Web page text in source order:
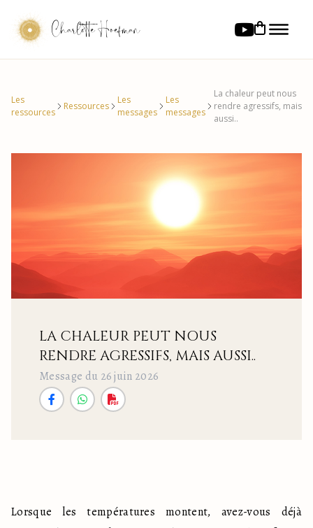
Charlotte Hoefman
Les
ressources
Ressources
Les
messages
Les
messages
La chaleur peut nous
rendre agressifs, mais
aussi..
LA CHALEUR PEUT NOUS
RENDRE AGRESSIFS, MAIS AUSSI..
Message du 26 juin 2026
Lorsque les températures montent, avez-vous déjà